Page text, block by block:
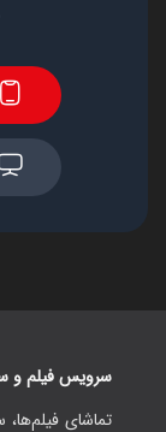
سرویس فیلم و
تماشای